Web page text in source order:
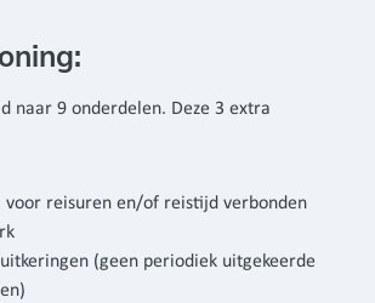
naar 9 onderdelen. Deze 3 extra
voor reisuren en/of reistijd verbonden
(geen periodiek uitgekeerde